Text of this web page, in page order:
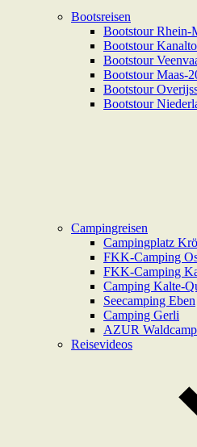
Bootsreisen
Bootstour Rhein-
Bootstour
Bootstour
Bootstour Maas-
Bootstour
Bootstour
Campingreisen
Campingplatz
FKK-Camping
FKK-Camping
Camping Kalte-
Seecamping Eben
Camping Gerli
AZUR
Reisevideos